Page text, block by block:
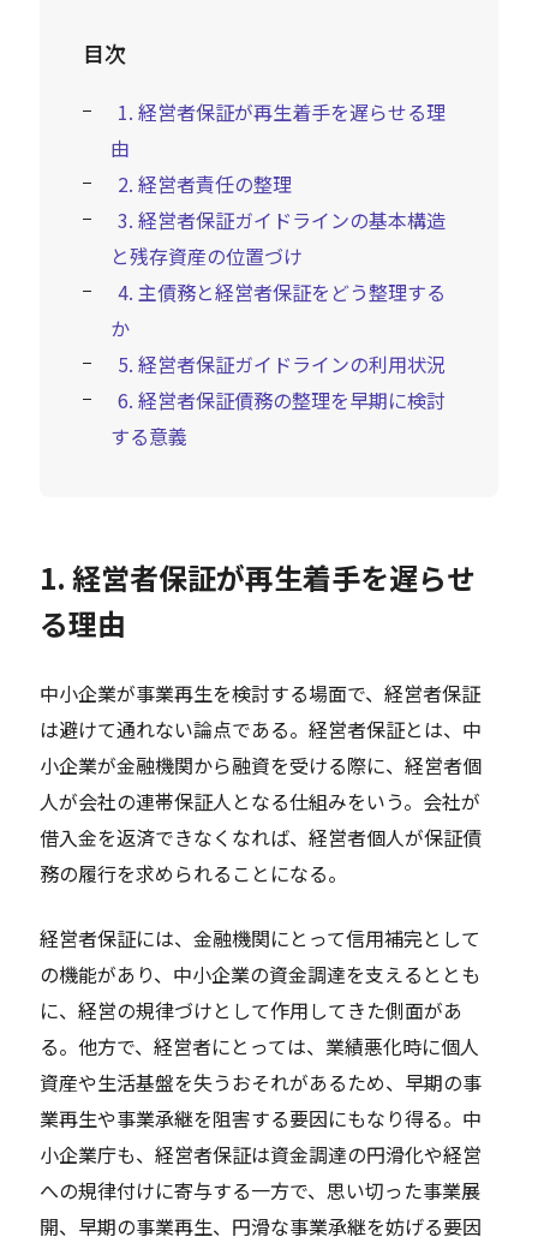
目次
1. 経営者保証が再生着手を遅らせる理
由
2. 経営者責任の整理
3. 経営者保証ガイドラインの基本構造
と残存資産の位置づけ
4. 主債務と経営者保証をどう整理する
か
5. 経営者保証ガイドラインの利用状況
6. 経営者保証債務の整理を早期に検討
する意義
1. 経営者保証が再生着手を遅らせ
る理由
中小企業が事業再生を検討する場面で、経営者保証
は避けて通れない論点である。経営者保証とは、中
小企業が金融機関から融資を受ける際に、経営者個
人が会社の連帯保証人となる仕組みをいう。会社が
借入金を返済できなくなれば、経営者個人が保証債
務の履行を求められることになる。
経営者保証には、金融機関にとって信用補完として
の機能があり、中小企業の資金調達を支えるととも
に、経営の規律づけとして作用してきた側面があ
る。他方で、経営者にとっては、業績悪化時に個人
資産や生活基盤を失うおそれがあるため、早期の事
業再生や事業承継を阻害する要因にもなり得る。中
小企業庁も、経営者保証は資金調達の円滑化や経営
への規律付けに寄与する一方で、思い切った事業展
開、早期の事業再生、円滑な事業承継を妨げる要因